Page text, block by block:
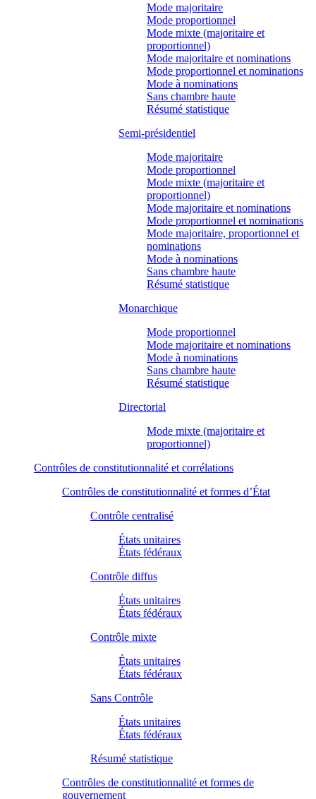
Mode majoritaire
Mode proportionnel
Mode mixte (majoritaire et
proportionnel)
Mode majoritaire et nominations
Mode proportionnel et nominations
Mode à nominations
Sans chambre haute
Résumé statistique
Semi-présidentiel
Mode majoritaire
Mode proportionnel
Mode mixte (majoritaire et
proportionnel)
Mode majoritaire et nominations
Mode proportionnel et nominations
Mode majoritaire, proportionnel et
nominations
Mode à nominations
Sans chambre haute
Résumé statistique
Monarchique
Mode proportionnel
Mode majoritaire et nominations
Mode à nominations
Sans chambre haute
Résumé statistique
Directorial
Mode mixte (majoritaire et
proportionnel)
Contrôles de constitutionnalité et corrélations
Contrôles de constitutionnalité et formes d’État
Contrôle centralisé
États unitaires
États fédéraux
Contrôle diffus
États unitaires
États fédéraux
Contrôle mixte
États unitaires
États fédéraux
Sans Contrôle
États unitaires
États fédéraux
Résumé statistique
Contrôles de constitutionnalité et formes de
gouvernement